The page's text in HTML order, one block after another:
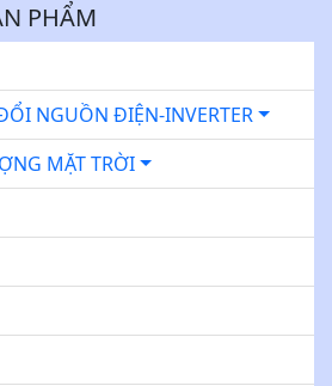
PHẨM
NGUỒN ĐIỆN-INVERTER
MẶT TRỜI